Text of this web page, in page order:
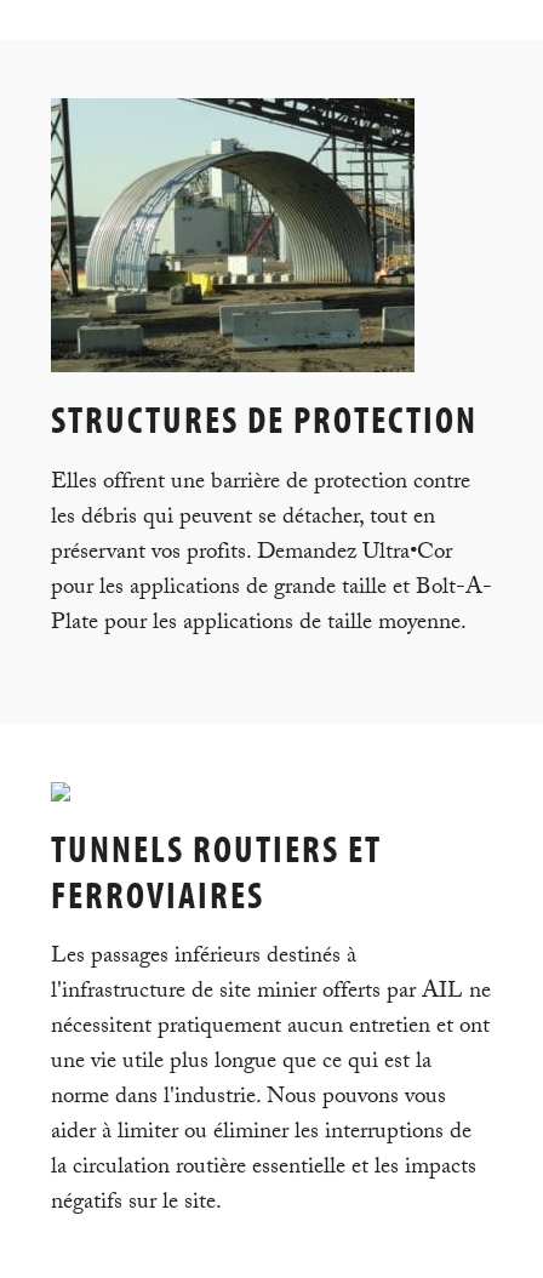
STRUCTURES DE PROTECTION
Elles offrent une barrière de protection contre
les débris qui peuvent se détacher, tout en
préservant vos profits. Demandez Ultra•Cor
pour les applications de grande taille et Bolt-A-
Plate pour les applications de taille moyenne.
TUNNELS ROUTIERS ET
FERROVIAIRES
Les passages inférieurs destinés à
l'infrastructure de site minier offerts par AIL ne
nécessitent pratiquement aucun entretien et ont
une vie utile plus longue que ce qui est la
norme dans l'industrie. Nous pouvons vous
aider à limiter ou éliminer les interruptions de
la circulation routière essentielle et les impacts
négatifs sur le site.